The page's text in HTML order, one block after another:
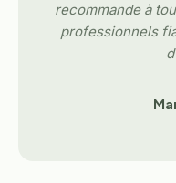
recommande à
professionnels